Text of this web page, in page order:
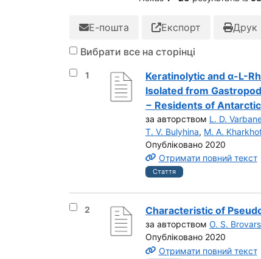
Е-пошта Експорт Друк
Вибрати все на сторінці
Вибрати результат під номером 1
1
Keratinolytic and α-L-
Isolated from
− Residents of Antarctic
за авторством L. D.
T. V. Bulyhina, M. A.
Опубліковано 2020
Отримати повний текст
Стаття
Вибрати результат під номером 2
2 Characteristic of
за авторством O. S.
Опубліковано 2020
Отримати повний текст